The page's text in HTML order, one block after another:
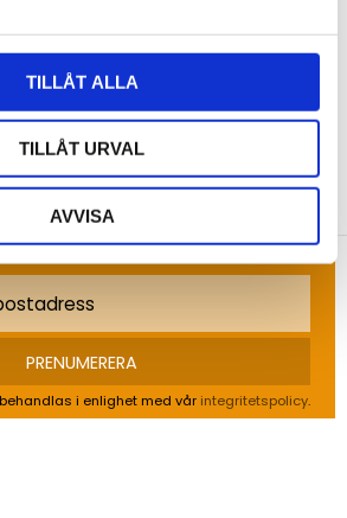
TILLÅT ALLA
TILLÅT URVAL
AVVISA
ett omdöme.
nyhetsbrev och ta del av de
PRENUMERERA
i enlighet med vår integritetspolicy.